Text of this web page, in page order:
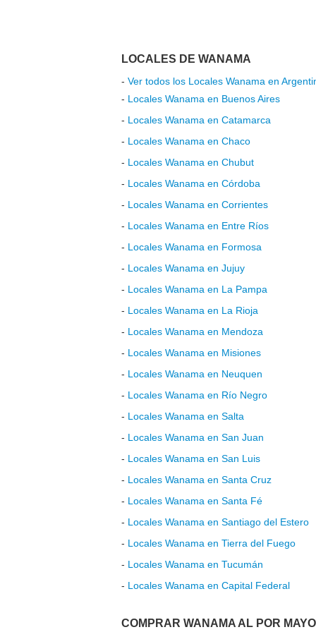
LOCALES DE WANAMA
- Ver todos los Locales Wanama en
- Locales Wanama en Buenos Aires
- Locales Wanama en Catamarca
- Locales Wanama en Chaco
- Locales Wanama en Chubut
- Locales Wanama en Córdoba
- Locales Wanama en Corrientes
- Locales Wanama en Entre Ríos
- Locales Wanama en Formosa
- Locales Wanama en Jujuy
- Locales Wanama en La Pampa
- Locales Wanama en La Rioja
- Locales Wanama en Mendoza
- Locales Wanama en Misiones
- Locales Wanama en Neuquen
- Locales Wanama en Río Negro
- Locales Wanama en Salta
- Locales Wanama en San Juan
- Locales Wanama en San Luis
- Locales Wanama en Santa Cruz
- Locales Wanama en Santa Fé
- Locales Wanama en Santiago del Estero
- Locales Wanama en Tierra del Fuego
- Locales Wanama en Tucumán
- Locales Wanama en Capital Federal
COMPRAR WANAMA AL POR